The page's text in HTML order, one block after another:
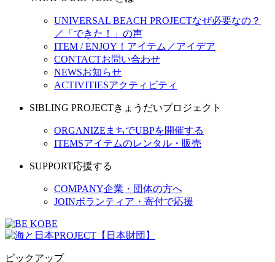
UNIVERSAL BEACH PROJECTなぜ必要なの？
／「できた！」の声
ITEM / ENJOY！ アイテム／アイデア
CONTACTお問い合わせ
NEWSお知らせ
ACTIVITIESアクティビティ
SIBLING PROJECTきょうだいプロジェクト
ORGANIZE まちでUBPを開催する
ITEMSアイテムのレンタル・販売
SUPPORT応援する
COMPANY企業・団体の方へ
JOINボランティア・寄付で応援
ピックアップ